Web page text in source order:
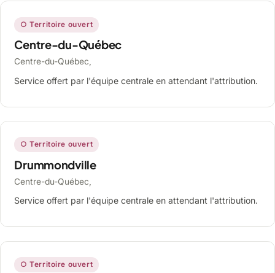
○ Territoire ouvert
Centre-du-Québec
Centre-du-Québec,
Service offert par l'équipe centrale en attendant l'attribution.
○ Territoire ouvert
Drummondville
Centre-du-Québec,
Service offert par l'équipe centrale en attendant l'attribution.
○ Territoire ouvert